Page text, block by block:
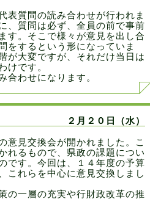
表質問の読み合わせが行われま
、質問は必ず、全員の前で事前
す。そこで様々が意見を出し合
をするという形になっていま
が大変ですが、それだけ当日は
けです。
合わせになります。
２月２０日（水）
意見交換会が開かれました。こ
れるもので、県政の課題につい
です。今回は、１４年度の予算
これらを中心に意見交換しまし
の一層の充実や行財政改革の推